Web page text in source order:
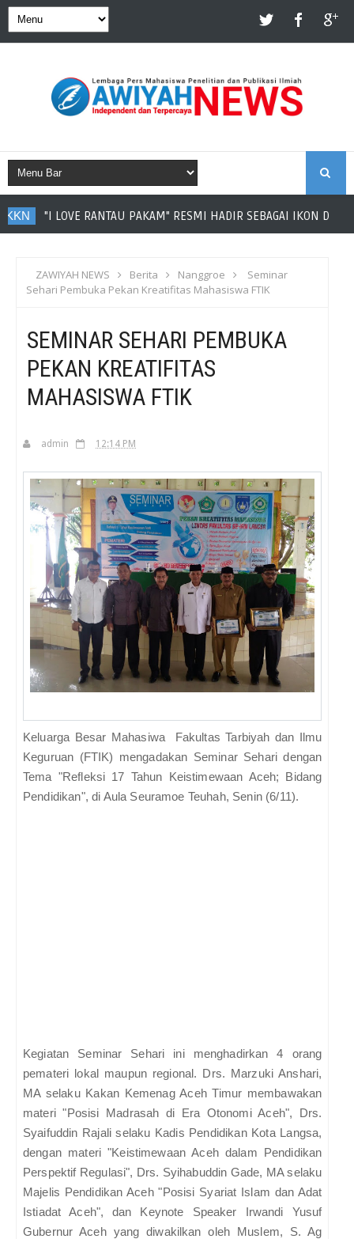
"I LOVE RANTAU PAKAM" RESMI HADIR SEBAGAI IKON DESA RANTAU
ZAWIYAH NEWS Berita Nanggroe
Seminar
Sehari Pembuka Pekan Kreatifitas Mahasiswa FTIK
SEMINAR SEHARI PEMBUKA
PEKAN KREATIFITAS
MAHASISWA FTIK
admin 12:14 PM
Keluarga Besar Mahasiwa Fakultas Tarbiyah dan Ilmu
Keguruan (FTIK) mengadakan Seminar Sehari dengan
Tema "Refleksi 17 Tahun Keistimewaan Aceh; Bidang
Pendidikan", di Aula Seuramoe Teuhah, Senin (6/11).
Kegiatan Seminar Sehari ini menghadirkan 4 orang
pemateri lokal maupun regional. Drs. Marzuki Anshari,
MA selaku Kakan Kemenag Aceh Timur membawakan
materi "Posisi Madrasah di Era Otonomi Aceh", Drs.
Syaifuddin Rajali selaku Kadis Pendidikan Kota Langsa,
dengan materi "Keistimewaan Aceh dalam Pendidikan
Perspektif Regulasi", Drs. Syihabuddin Gade, MA selaku
Majelis Pendidikan Aceh "Posisi Syariat Islam dan Adat
Istiadat Aceh", dan Keynote Speaker Irwandi Yusuf
Gubernur Aceh yang diwakilkan oleh Muslem, S. Ag